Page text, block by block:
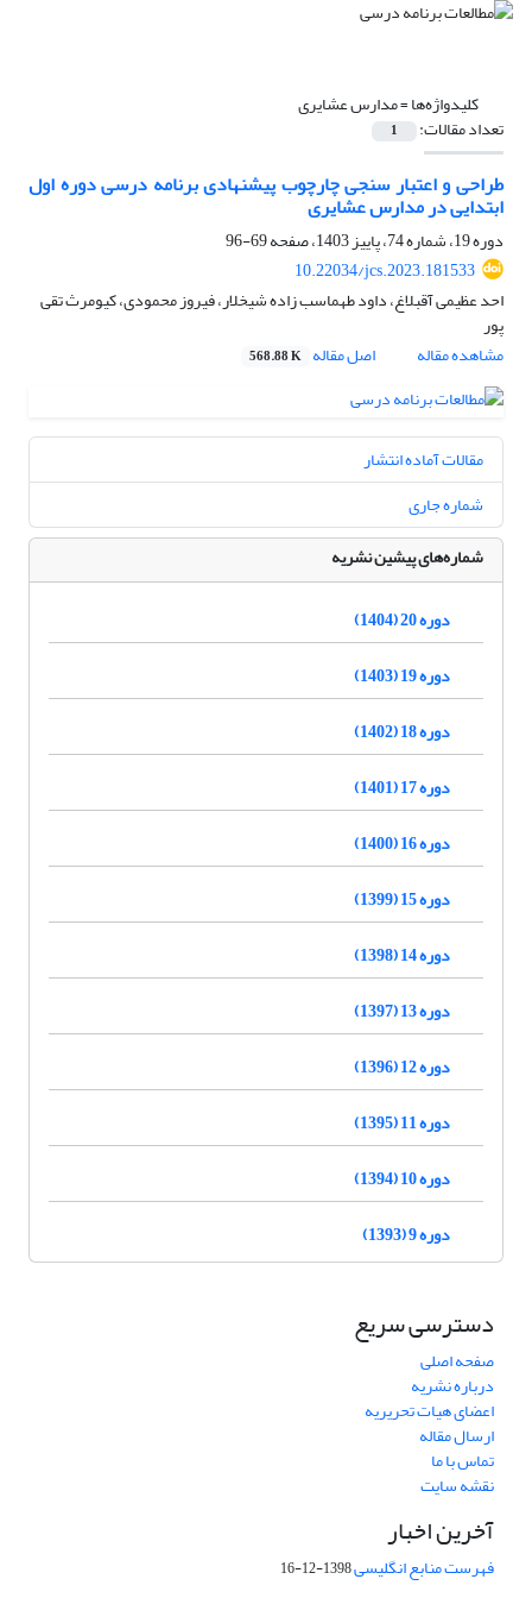
کلیدواژه‌ها =مدارس عشایری
تعداد مقالات: 1
طراحی و اعتبار سنجی چارچوب پیشنهادی برنامه درسی دوره اول
ابتدایی در مدارس عشایری
دوره 19، شماره 74، پاییز 1403، صفحه
69-96
10.22034/jcs.2023.181533
احد عظیمی آقبلاغ، داود طهماسب زاده شیخلار، فیروز محمودی، کیومرث تقی
پور
مشاهده مقاله
اصل مقاله 568.88 K
مقالات آماده انتشار
شماره جاری
شماره‌های پیشین نشریه
دوره 20 (1404)
دوره 19 (1403)
دوره 18 (1402)
دوره 17 (1401)
دوره 16 (1400)
دوره 15 (1399)
دوره 14 (1398)
دوره 13 (1397)
دوره 12 (1396)
دوره 11 (1395)
دوره 10 (1394)
دوره 9 (1393)
دسترسی سریع
صفحه اصلی
درباره نشریه
اعضای هیات تحریریه
ارسال مقاله
تماس با ما
نقشه سایت
آخرین اخبار
فهرست منابع انگلیسی1398-12-16